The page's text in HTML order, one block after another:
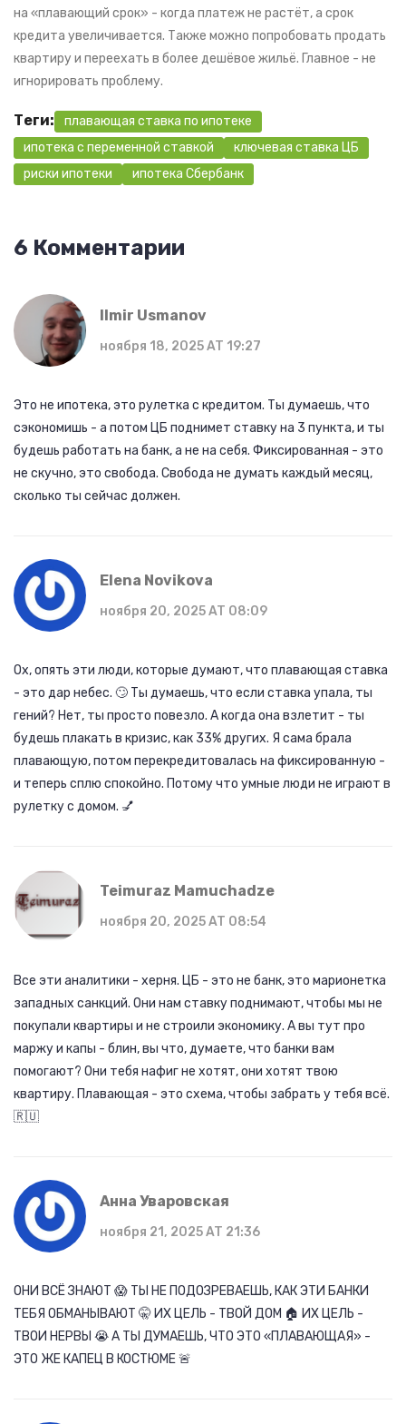
на «плавающий срок» - когда платеж не растёт, а срок
кредита увеличивается. Также можно попробовать продать
квартиру и переехать в более дешёвое жильё. Главное - не
игнорировать проблему.
Теги:
плавающая ставка по ипотеке
ипотека с переменной ставкой
ключевая ставка ЦБ
риски ипотеки
ипотека Сбербанк
6 Комментарии
Ilmir Usmanov
ноября 18, 2025 AT 19:27
Это не ипотека, это рулетка с кредитом. Ты думаешь, что
сэкономишь - а потом ЦБ поднимет ставку на 3 пункта, и ты
будешь работать на банк, а не на себя. Фиксированная - это
не скучно, это свобода. Свобода не думать каждый месяц,
сколько ты сейчас должен.
Elena Novikova
ноября 20, 2025 AT 08:09
Ох, опять эти люди, которые думают, что плавающая ставка
- это дар небес. 🙄 Ты думаешь, что если ставка упала, ты
гений? Нет, ты просто повезло. А когда она взлетит - ты
будешь плакать в кризис, как 33% других. Я сама брала
плавающую, потом перекредитовалась на фиксированную -
и теперь сплю спокойно. Потому что умные люди не играют в
рулетку с домом. 💅
Teimuraz Mamuchadze
ноября 20, 2025 AT 08:54
Все эти аналитики - херня. ЦБ - это не банк, это марионетка
западных санкций. Они нам ставку поднимают, чтобы мы не
покупали квартиры и не строили экономику. А вы тут про
маржу и капы - блин, вы что, думаете, что банки вам
помогают? Они тебя нафиг не хотят, они хотят твою
квартиру. Плавающая - это схема, чтобы забрать у тебя всё.
🇷🇺
Анна Уваровская
ноября 21, 2025 AT 21:36
ОНИ ВСЁ ЗНАЮТ 😱 ТЫ НЕ ПОДОЗРЕВАЕШЬ, КАК ЭТИ БАНКИ
ТЕБЯ ОБМАНЫВАЮТ 🤫 ИХ ЦЕЛЬ - ТВОЙ ДОМ 🏠 ИХ ЦЕЛЬ -
ТВОИ НЕРВЫ 😭 А ТЫ ДУМАЕШЬ, ЧТО ЭТО «ПЛАВАЮЩАЯ» -
ЭТО ЖЕ КАПЕЦ В КОСТЮМЕ 🚨